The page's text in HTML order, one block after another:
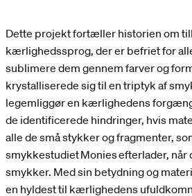
Dette projekt fortæller historien om
kærlighedssprog, der er befriet for
sublimere dem gennem farver og
krystalliserede sig til en triptyk af
legemliggør en kærlighedens
de identificerede hindringer, hvis
alle de små stykker og fragmenter,
smykkestudiet Monies efterlader, når
smykker. Med sin betydning og
en hyldest til kærlighedens